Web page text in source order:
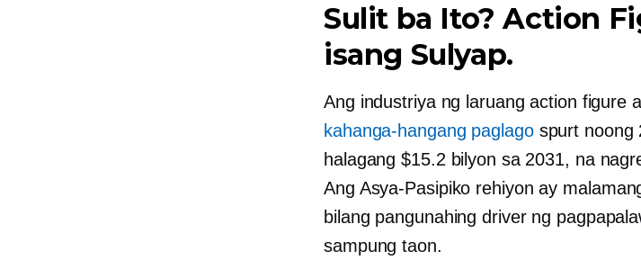
Sulit ba Ito? Action
isang Sulyap.
Ang industriya ng laruang action figure
kahanga-hangang paglagospurt noong
halagang $15.2 bilyon sa 2031, na
Ang Asya-Pasipiko rehiyon ay
bilang pangunahing driver ng
sampung taon.